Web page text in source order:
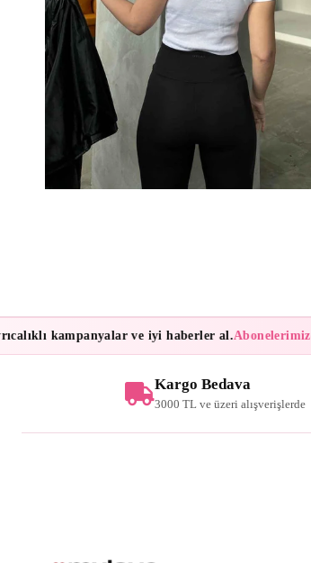
kampanyalar ve iyi haberler al. Abonelerimize
Kargo Bedava
3000 TL ve üzeri alışverişlerde